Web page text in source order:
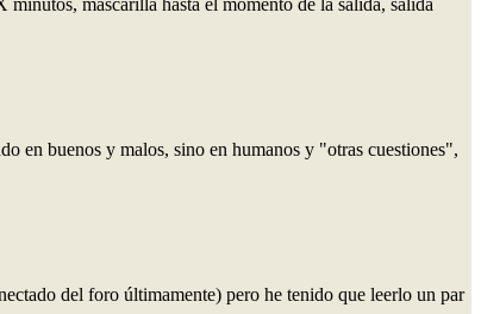
en buenos y malos, sino en humanos y "otras cuestiones",
del foro últimamente) pero he tenido que leerlo un par